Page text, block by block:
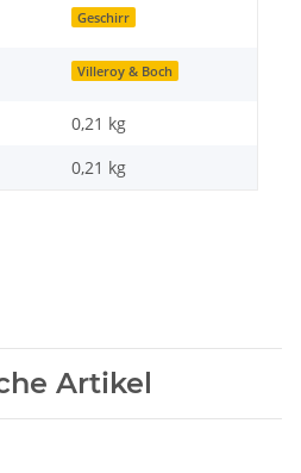
Geschirr
Villeroy & Boch
0,21 kg
0,21 kg
Artikel